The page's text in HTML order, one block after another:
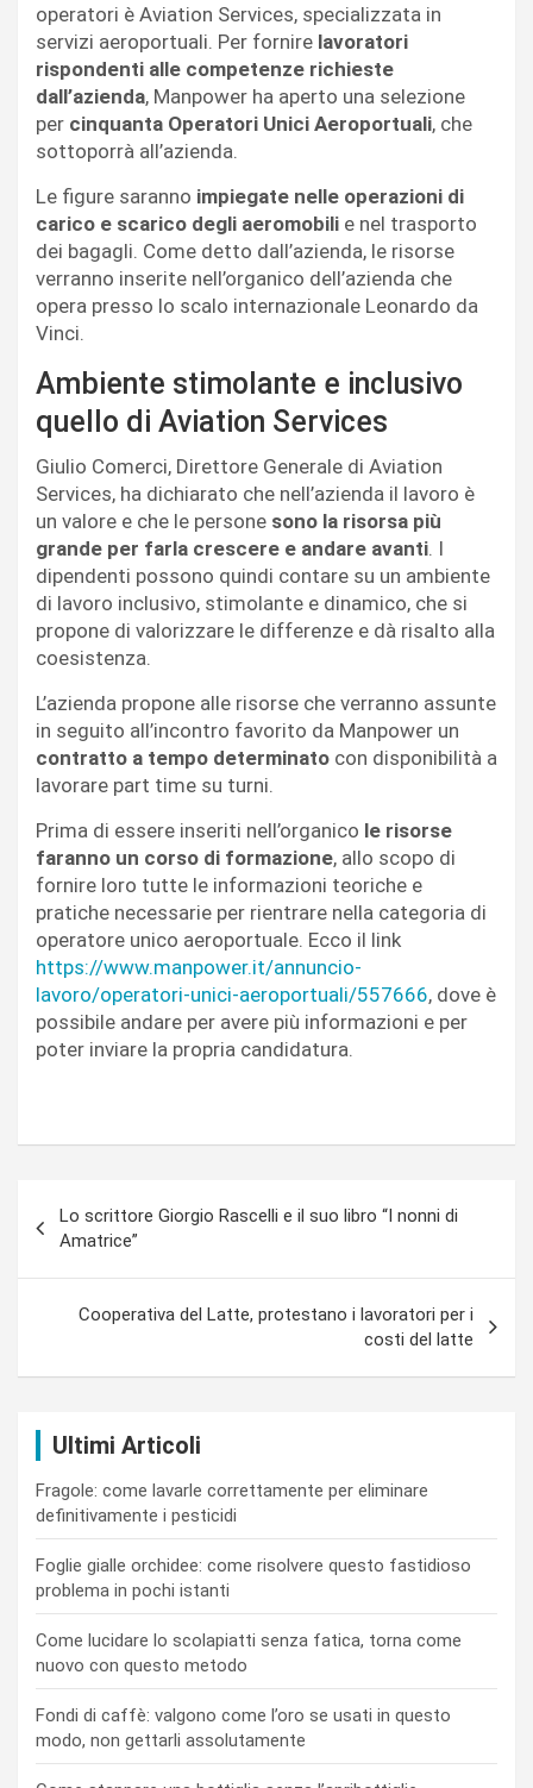
operatori è Aviation Services, specializzata in
servizi aeroportuali. Per fornire lavoratori
rispondenti alle competenze richieste
dall’azienda, Manpower ha aperto una selezione
per cinquanta Operatori Unici Aeroportuali, che
sottoporrà all’azienda.
Le figure saranno impiegate nelle operazioni di
carico e scarico degli aeromobili e nel trasporto
dei bagagli. Come detto dall’azienda, le risorse
verranno inserite nell’organico dell’azienda che
opera presso lo scalo internazionale Leonardo da
Vinci.
Ambiente stimolante e inclusivo
quello di Aviation Services
Giulio Comerci, Direttore Generale di Aviation
Services, ha dichiarato che nell’azienda il lavoro è
un valore e che le persone sono la risorsa più
grande per farla crescere e andare avanti. I
dipendenti possono quindi contare su un ambiente
di lavoro inclusivo, stimolante e dinamico, che si
propone di valorizzare le differenze e dà risalto alla
coesistenza.
L’azienda propone alle risorse che verranno assunte
in seguito all’incontro favorito da Manpower un
contratto a tempo determinato con disponibilità a
lavorare part time su turni.
Prima di essere inseriti nell’organico le risorse
faranno un corso di formazione, allo scopo di
fornire loro tutte le informazioni teoriche e
pratiche necessarie per rientrare nella categoria di
operatore unico aeroportuale. Ecco il link
https://www.manpower.it/annuncio-
lavoro/operatori-unici-aeroportuali/557666, dove è
possibile andare per avere più informazioni e per
poter inviare la propria candidatura.
articoli
Lo scrittore Giorgio Rascelli e il suo libro “I nonni di
Amatrice”
Cooperativa del Latte, protestano i lavoratori per i
costi del latte
Ultimi Articoli
Fragole: come lavarle correttamente per eliminare
definitivamente i pesticidi
Foglie gialle orchidee: come risolvere questo fastidioso
problema in pochi istanti
Come lucidare lo scolapiatti senza fatica, torna come
nuovo con questo metodo
Fondi di caffè: valgono come l’oro se usati in questo
modo, non gettarli assolutamente